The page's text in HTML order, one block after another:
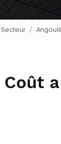
Secteur
Coût